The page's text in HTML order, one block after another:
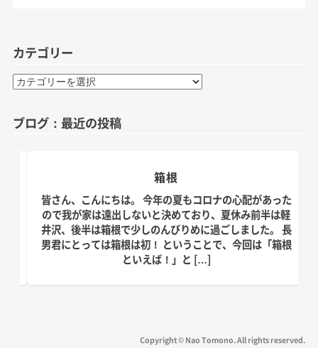
カテゴリー
カ
テ
リ
ブログ：最近の投稿
箱根
皆さん、こんにちは。 今年の夏もコロナの心配があった
ので我が家は遠出しないと決めており、夏休み前半は軽
井沢、後半は箱根で少しのんびりめに過ごしました。 長
男君にとっては箱根は初！ ということで、今回は「箱根
といえば！」と […]
Copyright © Nao Tomono. All rights reserved.